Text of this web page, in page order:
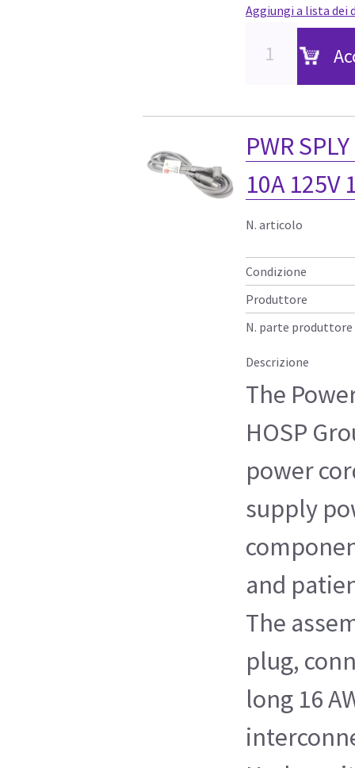
Aggiungi a lista dei
PWR
10A 125V
N. articolo
Condizione
Produttore
N. parte produttore
Descrizione
The
HOSP
power
supply
and
The
plug,
long 16